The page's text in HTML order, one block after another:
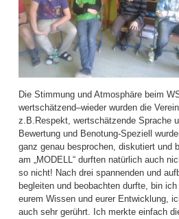
Die Stimmung und Atmosphäre beim
wertschätzend–wieder wurden die
z.B.Respekt, wertschätzende Sprache
Bewertung und Benotung-Speziell
ganz genau besprochen, diskutiert und
am „MODELL“ durften natürlich auch
so nicht! Nach drei spannenden und
begleiten und beobachten durfte, bin
eurem Wissen und eurer Entwicklung,
auch sehr gerührt. Ich merkte einfach